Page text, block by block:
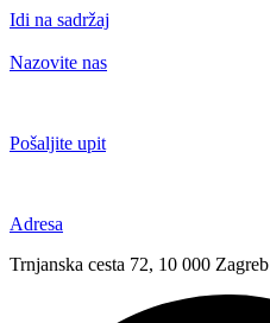
Idi na sadržaj
Nazovite nas
Pošaljite upit
Adresa
Trnjanska cesta 72, 10 000 Zagreb